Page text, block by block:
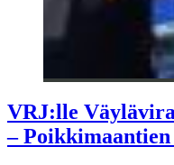
VRJ:lle
–